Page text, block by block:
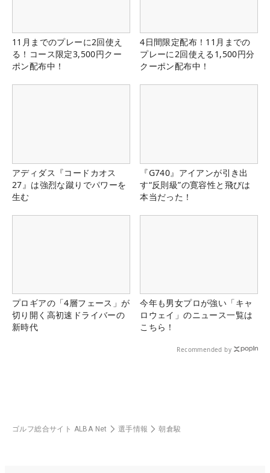
11月までのプレーに2回使え
る！コース限定3,500円クー
ポン配布中！
4日間限定配布！11月までの
プレーに2回使える1,500円分
クーポン配布中！
アディダス『コードカオス
27』は強烈な蹴りでパワーを
生む
『G740』アイアンが引き出
す“反則級”の寛容性と飛びは
本当だった！
プロギアの「4層フェース」が
切り開く高初速ドライバーの
新時代
今年も男女プロが強い「キャ
ロウェイ」のニュース一覧は
こちら！
Recommended by
ゴルフ総合サイト ALBA Net 選手情報 朝倉駿